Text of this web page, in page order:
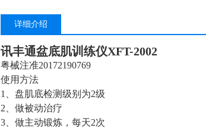
详细介绍
讯丰通盆底肌训练仪XFT-2002
粤械注准20172190769
使用方法
1、盘肌底检测级别为2级
2、做被动治疗
3、做主动锻炼，每天2次